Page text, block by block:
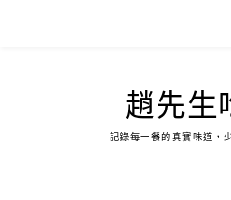
趙先生
記錄每一餐的真實味道，